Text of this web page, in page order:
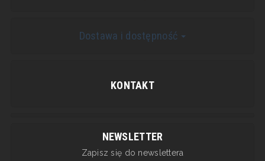
Dostawa i dostępność
KONTAKT
NEWSLETTER
Zapisz się do newslettera